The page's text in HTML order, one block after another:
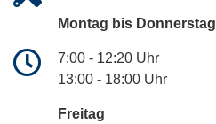
Montag bis Donnerstag
7:00 - 12:20 Uhr
13:00 - 18:00 Uhr
Freitag